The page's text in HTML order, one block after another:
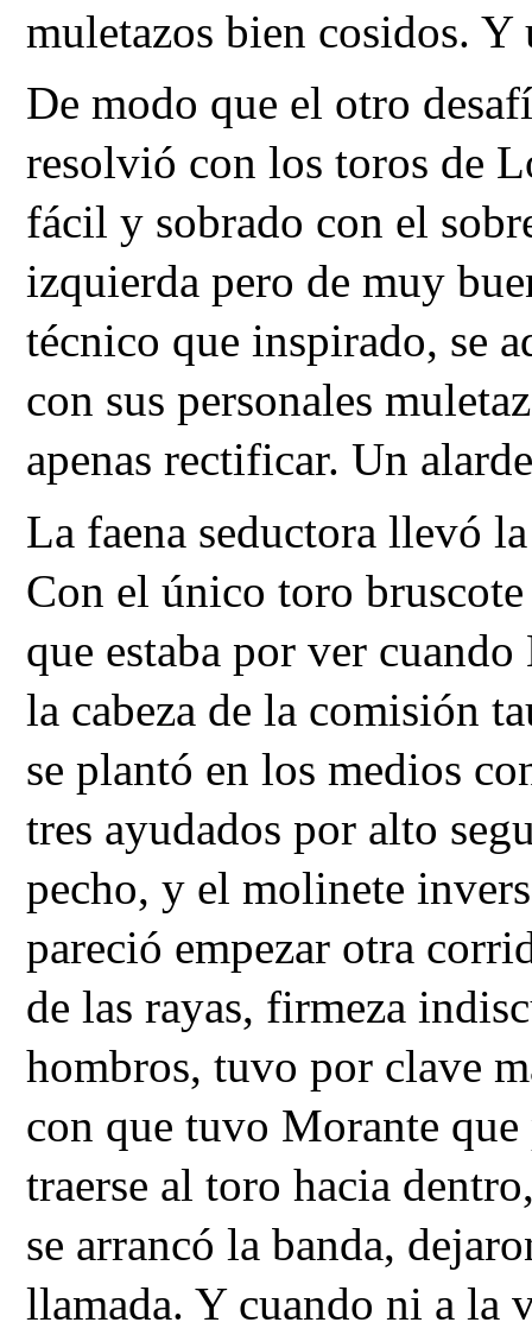
muletazos bien cosidos. Y
De modo que el otro
resolvió con los toros de
fácil y sobrado con el
izquierda pero de muy
técnico que inspirado, se
con sus personales
apenas rectificar. Un
La faena seductora llevó
Con el único toro
que estaba por ver
la cabeza de la comisión
se plantó en los medios
tres ayudados por alto
pecho, y el molinete
pareció empezar otra
de las rayas, firmeza
hombros, tuvo por clave
con que tuvo Morante
traerse al toro hacia
se arrancó la banda,
llamada. Y cuando ni a la